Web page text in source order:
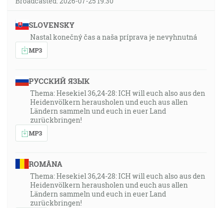
SLOVENSKY
Nastal konečný čas a naša príprava je nevyhnutná
MP3
РУССКИЙ ЯЗЫК
Thema: Hesekiel 36,24-28: ICH will euch also aus den
Heidenvölkern herausholen und euch aus allen
Ländern sammeln und euch in euer Land
zurückbringen!
MP3
ROMÂNA
Thema: Hesekiel 36,24-28: ICH will euch also aus den
Heidenvölkern herausholen und euch aus allen
Ländern sammeln und euch in euer Land
zurückbringen!